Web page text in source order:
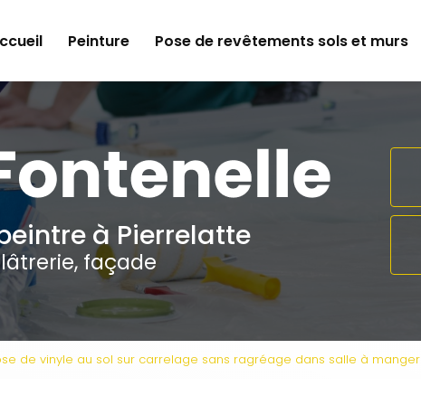
Peinture Pose de revêtements sols et murs
à Pierrelatte
façade
de vinyle au sol sur carrelage sans ragréage dans salle à manger